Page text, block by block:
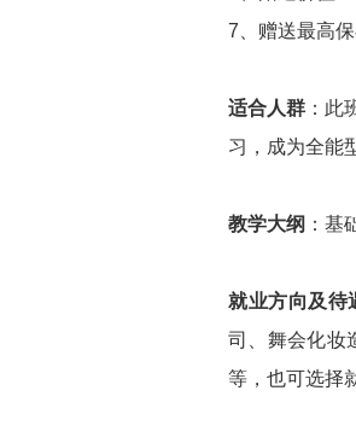
7、赠送最高
适合人群 ：
习，成为全能
教学大纲 ：基
就业方向及待
司、舞会化妆
等，也可选择